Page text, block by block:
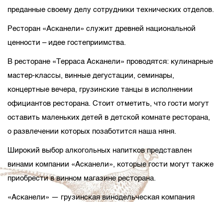
преданные своему делу сотрудники технических отделов.
Ресторан «Асканели» служит древней национальной
ценности – идее гостеприимства.
В ресторане «Терраса Асканели» проводятся: кулинарные
мастер-классы, винные дегустации, семинары,
концертные вечера, грузинские танцы в исполнении
официантов ресторана. Стоит отметить, что гости могут
оставить маленьких детей в детской комнате ресторана,
о развлечении которых позаботится наша няня.
Широкий выбор алкогольных напитков представлен
винами компании «Асканели», которые гости могут также
приобрести в винном магазине ресторана.
«Асканели» — грузинская винодельческая компания